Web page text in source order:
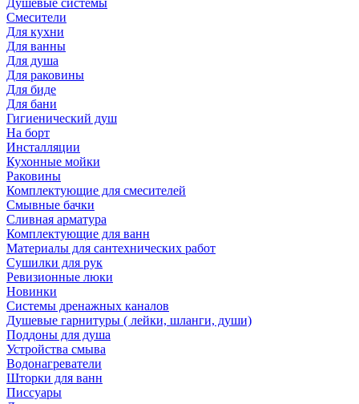
Душевые системы
Смесители
Для кухни
Для ванны
Для душа
Для раковины
Для биде
Для бани
Гигиенический душ
На борт
Инсталляции
Кухонные мойки
Раковины
Комплектующие для смесителей
Смывные бачки
Сливная арматура
Комплектующие для ванн
Материалы для сантехнических работ
Сушилки для рук
Ревизионные люки
Новинки
Системы дренажных каналов
Душевые гарнитуры ( лейки, шланги, души)
Поддоны для душа
Устройства смыва
Водонагреватели
Шторки для ванн
Писсуары